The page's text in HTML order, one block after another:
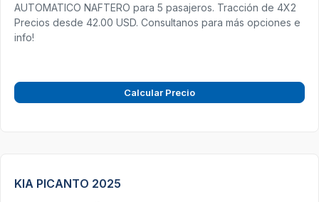
AUTOMATICO NAFTERO para 5 pasajeros. Tracción de 4X2
Precios desde 42.00 USD. Consultanos para más opciones e
info!
Calcular Precio
KIA PICANTO 2025